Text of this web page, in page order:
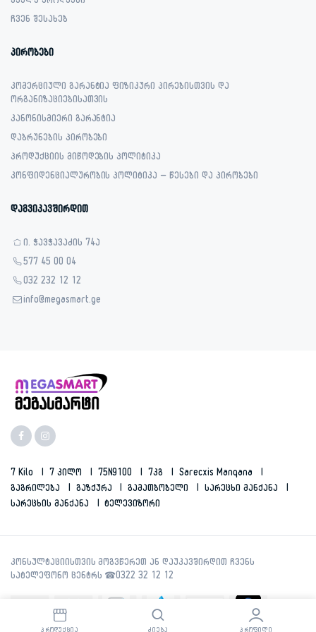
ჩვენ შესახებ
პირობები
კომერციული გარანტია ფიზიკური პირებისთვის და
ორგანიზაციებისათვის
კანონისმიერი გარანტია
დაბრუნების პირობები
პროდუქციის მიწოდების პოლიტიკა
კონფიდენციალურობის პოლიტიკა – წესები და პირობები
დაგვიკავშირდით
ი. ჭავჭავაძის 74ა
577 45 00 04
032 232 12 12
info@megasmart.ge
7 Kilo 7 Კილო 75N9100 7კგ
Sarecxis Manqana
Გაგრილება
Გაზქურა Გამათბობელი
Სარეცხი Მანქანა
Სარეცხის Მანქანა
Ტელევიზორი